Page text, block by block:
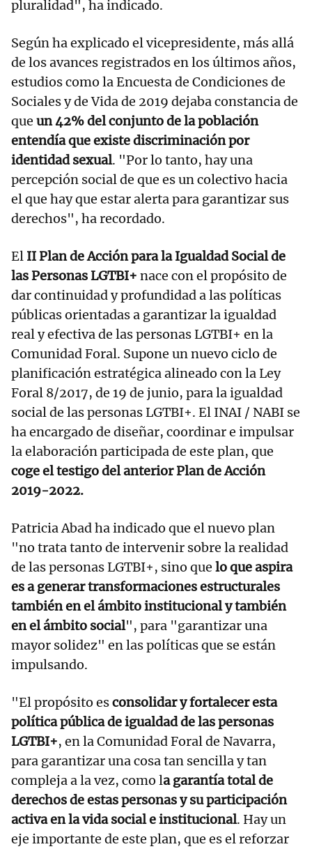
pluralidad", ha indicado.
Según ha explicado el vicepresidente, más allá
de los avances registrados en los últimos años,
estudios como la Encuesta de Condiciones de
Sociales y de Vida de 2019 dejaba constancia de
que un 42% del conjunto de la población
entendía que existe discriminación por
identidad sexual. "Por lo tanto, hay una
percepción social de que es un colectivo hacia
el que hay que estar alerta para garantizar sus
derechos", ha recordado.
El II Plan de Acción para la Igualdad Social de
las Personas LGTBI+ nace con el propósito de
dar continuidad y profundidad a las políticas
públicas orientadas a garantizar la igualdad
real y efectiva de las personas LGTBI+ en la
Comunidad Foral. Supone un nuevo ciclo de
planificación estratégica alineado con la Ley
Foral 8/2017, de 19 de junio, para la igualdad
social de las personas LGTBI+. El INAI / NABI se
ha encargado de diseñar, coordinar e impulsar
la elaboración participada de este plan, que
coge el testigo del anterior Plan de Acción
2019-2022.
Patricia Abad ha indicado que el nuevo plan
"no trata tanto de intervenir sobre la realidad
de las personas LGTBI+, sino que lo que aspira
es a generar transformaciones estructurales
también en el ámbito institucional y también
en el ámbito social", para "garantizar una
mayor solidez" en las políticas que se están
impulsando.
"El propósito esconsolidar y fortalecer esta
política pública de igualdad de las personas
LGTBI+, en la Comunidad Foral de Navarra,
para garantizar una cosa tan sencilla y tan
compleja a la vez, como la garantía total de
derechos de estas personas y su participación
activa en la vida social e institucional. Hay un
eje importante de este plan, que es el reforzar